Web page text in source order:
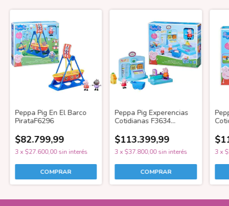
Peppa Pig En El Barco
PirataF6296
$82.799,99
3x$27.600,00 sin interés
Peppa Pig Experencias
Cotidianas F3634
$113.399,99
3 x$37.800,00 sin interés 3x